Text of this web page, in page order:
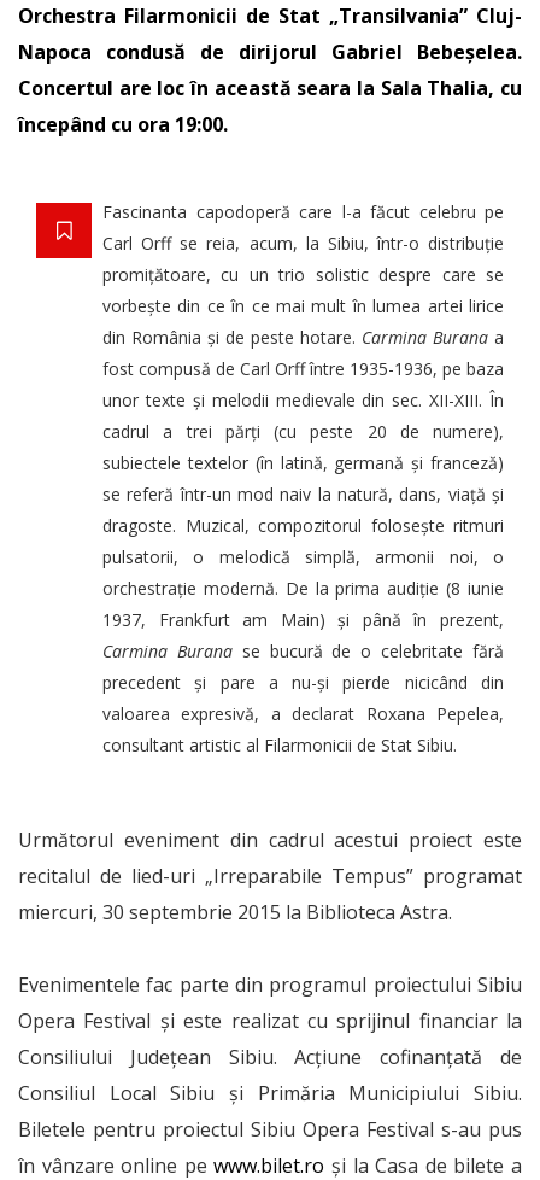
Orchestra Filarmonicii de Stat „Transilvania” Cluj-
Napoca condusă de dirijorul Gabriel Bebeșelea.
Concertul are loc în această seara la Sala Thalia, cu
începând cu ora 19:00.
Fascinanta capodoperă care l-a făcut celebru pe
Carl Orff se reia, acum, la Sibiu, într-o distribuție
promițătoare, cu un trio solistic despre care se
vorbește din ce în ce mai mult în lumea artei lirice
din România și de peste hotare. Carmina Burana a
fost compusă de Carl Orff între 1935-1936, pe baza
unor texte și melodii medievale din sec. XII-XIII. În
cadrul a trei părți (cu peste 20 de numere),
subiectele textelor (în latină, germană și franceză)
se referă într-un mod naiv la natură, dans, viață și
dragoste. Muzical, compozitorul folosește ritmuri
pulsatorii, o melodică simplă, armonii noi, o
orchestrație modernă. De la prima audiție (8 iunie
1937, Frankfurt am Main) și până în prezent,
Carmina Buranase bucură de o celebritate fără
precedent și pare a nu-și pierde nicicând din
valoarea expresivă, a declarat Roxana Pepelea,
consultant artistic al Filarmonicii de Stat Sibiu.
Următorul eveniment din cadrul acestui proiect este
recitalul de lied-uri „Irreparabile Tempus” programat
miercuri, 30 septembrie 2015 la Biblioteca Astra.
Evenimentele fac parte din programul proiectului Sibiu
Opera Festival şi este realizat cu sprijinul financiar la
Consiliului Judeţean Sibiu. Acţiune cofinanţată de
Consiliul Local Sibiu şi Primăria Municipiului Sibiu.
Biletele pentru proiectul Sibiu Opera Festival s-au pus
în vânzare online pewww.bilet.ro şi la Casa de bilete a